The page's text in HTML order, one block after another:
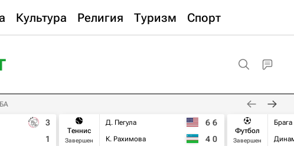
Культура Религия Туризм Спорт
3
1
Теннис
Завершен
Д. Пегула
К. Рахимова
6 6
4 0
Футбол
Завершен
Брага